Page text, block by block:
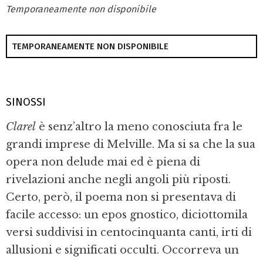
Temporaneamente non disponibile
TEMPORANEAMENTE NON DISPONIBILE
SINOSSI
Clarel è senz’altro la meno conosciuta fra le
grandi imprese di Melville. Ma si sa che la sua
opera non delude mai ed è piena di
rivelazioni anche negli angoli più riposti.
Certo, però, il poema non si presentava di
facile accesso: un epos gnostico, diciottomila
versi suddivisi in centocinquanta canti, irti di
allusioni e significati occulti. Occorreva un